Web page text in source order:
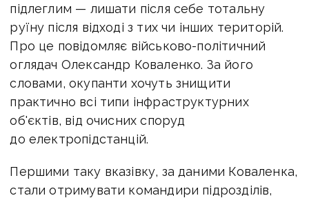
підлеглим — лишати після себе тотальну
руїну після відході з тих чи інших територій.
Про це повідомляє військово-політичний
оглядач Олександр Коваленко. За його
словами, окупанти хочуть знищити
практично всі типи інфраструктурних
об'єктів, від очисних споруд
до електропідстанцій.
Першими таку вказівку, за даними Коваленка,
стали отримувати командири підрозділів,